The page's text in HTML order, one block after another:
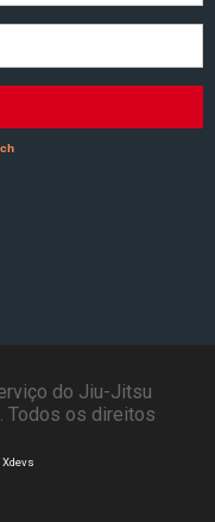
do Jiu-Jitsu
Todos os direitos